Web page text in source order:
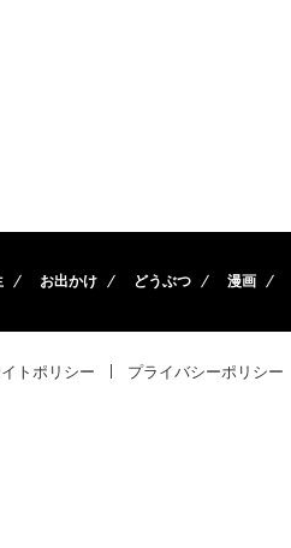
お出かけ どうぶつ 漫画
トポリシー プライバシーポリシー